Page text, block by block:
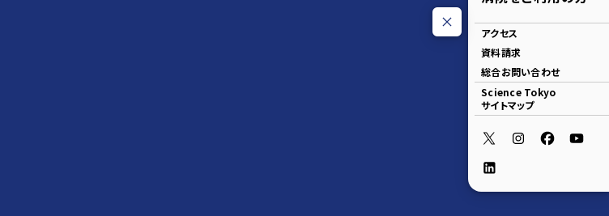
アクセス
資料請求
総合お問い合わせ
Science Tokyo
サイトマップ